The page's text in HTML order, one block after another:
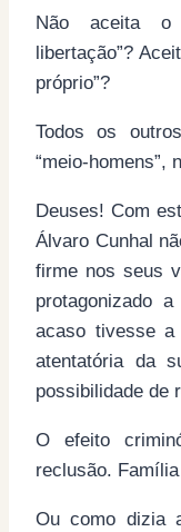
Não aceita o
libertação”?
próprio”?
Todos os
“meio-homens”,
Deuses! Com
Álvaro Cunhal
firme nos seus
protagonizado
acaso tivesse a
atentatória da
possibilidade de
O efeito
reclusão.
Ou como dizia